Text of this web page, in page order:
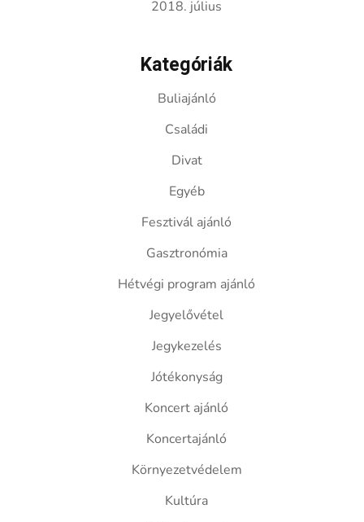
2018. július
Kategóriák
Buliajánló
Családi
Divat
Egyéb
Fesztivál ajánló
Gasztronómia
Hétvégi program ajánló
Jegyelővétel
Jegykezelés
Jótékonyság
Koncert ajánló
Koncertajánló
Környezetvédelem
Kultúra